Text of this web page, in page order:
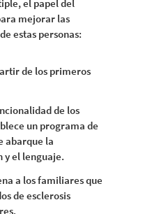
el papel del
mejorar las
estas personas:
de los primeros
de los
un programa de
abarque la
y el lenguaje.
a los familiares que
de esclerosis